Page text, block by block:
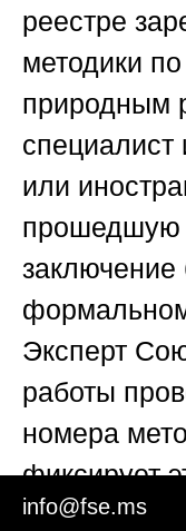
реестре
методики
природным
специалист
или
прошедшую
заключение
Эксперт
работы
номера
фиксирует
является
info@fse.ms